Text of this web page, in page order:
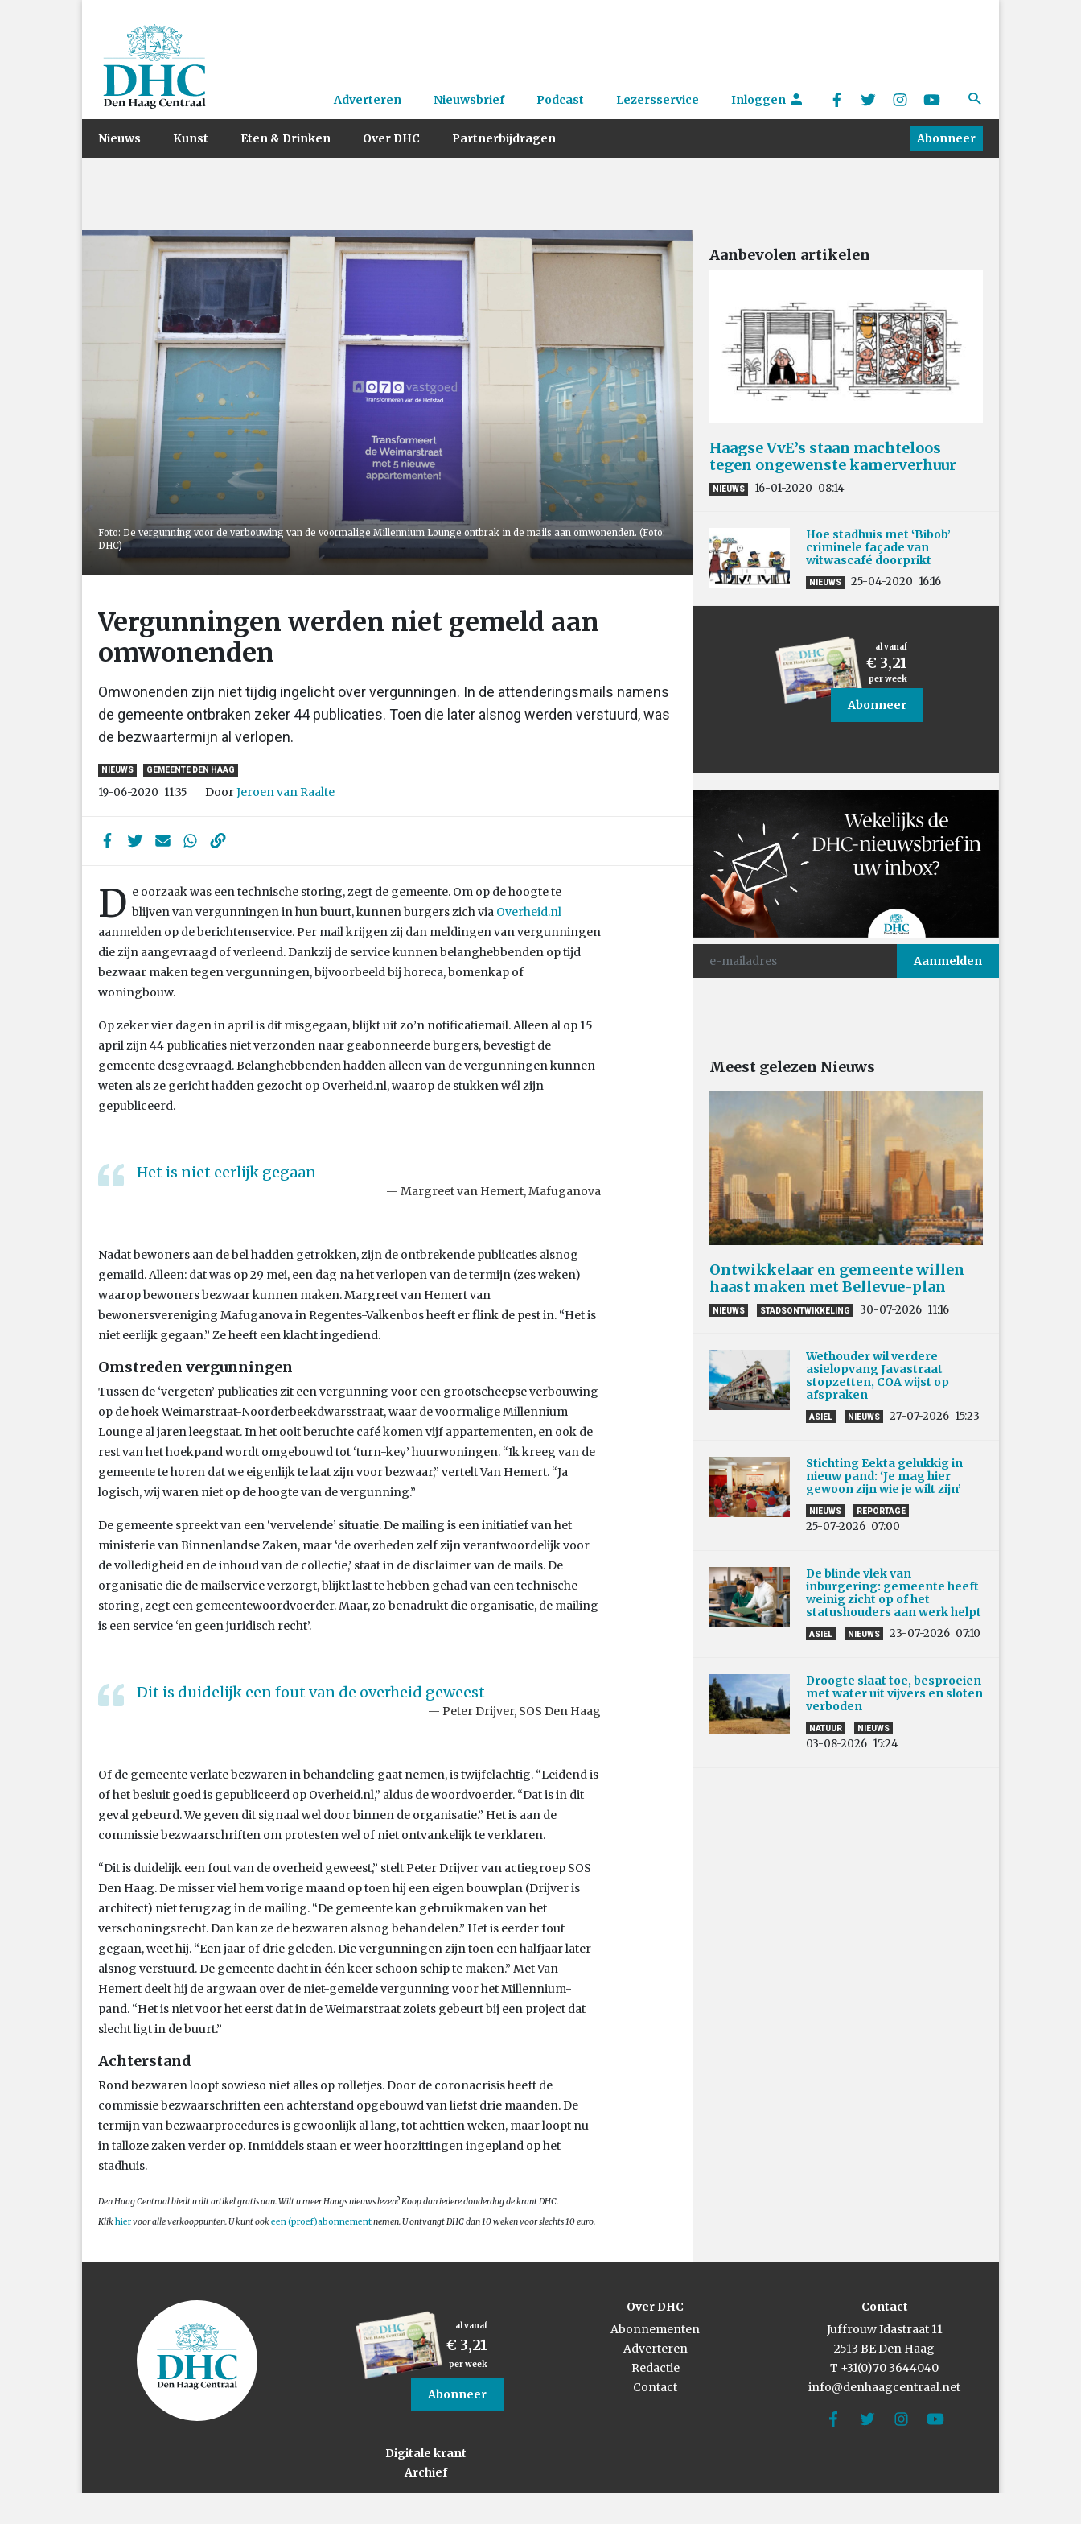
Adverteren Nieuwsbrief Podcast Lezersservice Inloggen
Nieuws Kunst Eten & Drinken Over DHC Partnerbijdragen Abonneer
Foto: De vergunning voor de verbouwing van de voormalige Millennium Lounge ontbrak in de mails aan omwonenden. (Foto:
DHC)
Vergunningen werden niet gemeld aan
omwonenden
Omwonenden zijn niet tijdig ingelicht over vergunningen. In de attenderingsmails namens
de gemeente ontbraken zeker 44 publicaties. Toen die later alsnog werden verstuurd, was
de bezwaartermijn al verlopen.
NIEUWS GEMEENTE DEN HAAG
19-06-2020 11:35 DoorJeroen van Raalte
D e oorzaak was een technische storing, zegt de gemeente. Om op de hoogte te
blijven van vergunningen in hun buurt, kunnen burgers zich via Overheid.nl
aanmelden op de berichtenservice. Per mail krijgen zij dan meldingen van vergunningen
die zijn aangevraagd of verleend. Dankzij de service kunnen belanghebbenden op tijd
bezwaar maken tegen vergunningen, bijvoorbeeld bij horeca, bomenkap of
woningbouw.
Op zeker vier dagen in april is dit misgegaan, blijkt uit zo’n notificatiemail. Alleen al op 15
april zijn 44 publicaties niet verzonden naar geabonneerde burgers, bevestigt de
gemeente desgevraagd. Belanghebbenden hadden alleen van de vergunningen kunnen
weten als ze gericht hadden gezocht op Overheid.nl, waarop de stukken wél zijn
gepubliceerd.
Het is niet eerlijk gegaan
Margreet van Hemert, Mafuganova
Nadat bewoners aan de bel hadden getrokken, zijn de ontbrekende publicaties alsnog
gemaild. Alleen: dat was op 29 mei, een dag na het verlopen van de termijn (zes weken)
waarop bewoners bezwaar kunnen maken. Margreet van Hemert van
bewonersvereniging Mafuganova in Regentes-Valkenbos heeft er flink de pest in. “Het is
niet eerlijk gegaan.” Ze heeft een klacht ingediend.
Omstreden vergunningen
Tussen de ‘vergeten’ publicaties zit een vergunning voor een grootscheepse verbouwing
op de hoek Weimarstraat-Noorderbeekdwarsstraat, waar de voormalige Millennium
Lounge al jaren leegstaat. In het ooit beruchte café komen vijf appartementen, en ook de
rest van het hoekpand wordt omgebouwd tot ‘turn-key’ huurwoningen. “Ik kreeg van de
gemeente te horen dat we eigenlijk te laat zijn voor bezwaar,” vertelt Van Hemert. “Ja
logisch, wij waren niet op de hoogte van de vergunning.”
De gemeente spreekt van een ‘vervelende’ situatie. De mailing is een initiatief van het
ministerie van Binnenlandse Zaken, maar ‘de overheden zelf zijn verantwoordelijk voor
de volledigheid en de inhoud van de collectie,’ staat in de disclaimer van de mails. De
organisatie die de mailservice verzorgt, blijkt last te hebben gehad van een technische
storing, zegt een gemeentewoordvoerder. Maar, zo benadrukt die organisatie, de mailing
is een service ‘en geen juridisch recht’.
Dit is duidelijk een fout van de overheid geweest
Peter Drijver, SOS Den Haag
Of de gemeente verlate bezwaren in behandeling gaat nemen, is twijfelachtig. “Leidend is
of het besluit goed is gepubliceerd op Overheid.nl,” aldus de woordvoerder. “Dat is in dit
geval gebeurd. We geven dit signaal wel door binnen de organisatie.” Het is aan de
commissie bezwaarschriften om protesten wel of niet ontvankelijk te verklaren.
“Dit is duidelijk een fout van de overheid geweest,” stelt Peter Drijver van actiegroep SOS
Den Haag. De misser viel hem vorige maand op toen hij een eigen bouwplan (Drijver is
architect) niet terugzag in de mailing. “De gemeente kan gebruikmaken van het
verschoningsrecht. Dan kan ze de bezwaren alsnog behandelen.” Het is eerder fout
gegaan, weet hij. “Een jaar of drie geleden. Die vergunningen zijn toen een halfjaar later
alsnog verstuurd. De gemeente dacht in één keer schoon schip te maken.” Met Van
Hemert deelt hij de argwaan over de niet-gemelde vergunning voor het Millennium-
pand. “Het is niet voor het eerst dat in de Weimarstraat zoiets gebeurt bij een project dat
slecht ligt in de buurt.”
Achterstand
Rond bezwaren loopt sowieso niet alles op rolletjes. Door de coronacrisis heeft de
commissie bezwaarschriften een achterstand opgebouwd van liefst drie maanden. De
termijn van bezwaarprocedures is gewoonlijk al lang, tot achttien weken, maar loopt nu
in talloze zaken verder op. Inmiddels staan er weer hoorzittingen ingepland op het
stadhuis.
Den Haag Centraal biedt u dit artikel gratis aan. Wilt u meer Haags nieuws lezen? Koop dan iedere donderdag de krant DHC.
Klikhiervoor alle verkooppunten. U kunt ookeen (proef)abonnementnemen. U ontvangt DHC dan 10 weken voor slechts 10 euro.
Aanbevolen artikelen
Haagse VvE’s staan machteloos
tegen ongewenste kamerverhuur
NIEUWS 16-01-2020 08:14
Hoe stadhuis met ‘Bibob’
criminele façade van
witwascafé doorprikt
NIEUWS 25-04-2020 16:16
al vanaf
€ 3,21
per week
Abonneer
Meest gelezen Nieuws
Ontwikkelaar en gemeente willen
haast maken met Bellevue-plan
NIEUWS STADSONTWIKKELING 30-07-2026 11:16
Wethouder wil verdere
asielopvang Javastraat
stopzetten, COA wijst op
afspraken
ASIEL NIEUWS 27-07-2026 15:23
Stichting Eekta gelukkig in
nieuw pand: ‘Je mag hier
gewoon zijn wie je wilt zijn’
NIEUWS REPORTAGE
25-07-2026 07:00
De blinde vlek van
inburgering: gemeente heeft
weinig zicht op of het
statushouders aan werk helpt
ASIEL NIEUWS 23-07-2026 07:10
Droogte slaat toe, besproeien
met water uit vijvers en sloten
verboden
NATUUR NIEUWS
03-08-2026 15:24
al vanaf
€ 3,21
per week
Abonneer
Digitale krant
Archief
Over DHC
Abonnementen
Adverteren
Redactie
Contact
Contact
Juffrouw Idastraat 11
2513 BE Den Haag
T +31(0)70 3644040
info@denhaagcentraal.net